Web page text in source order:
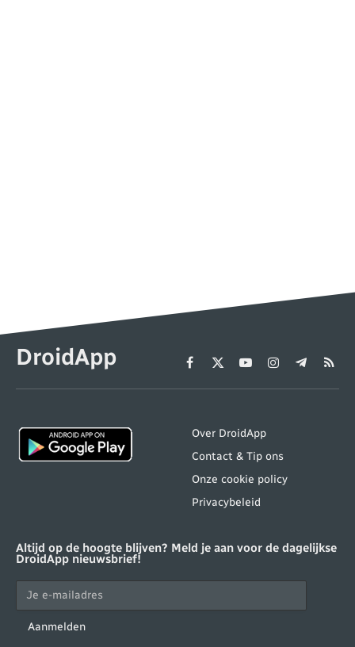
DroidApp Facebook
X
(Twitter)
YouTubeInstagram
Telegram
RSS
Over DroidApp
Contact & Tip ons
Onze cookie policy
Privacybeleid
Altijd op de hoogte blijven? Meld je aan voor de dagelijkse
DroidApp nieuwsbrief!
Aanmelden